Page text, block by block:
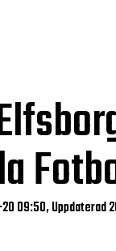
09:50, Uppdaterad